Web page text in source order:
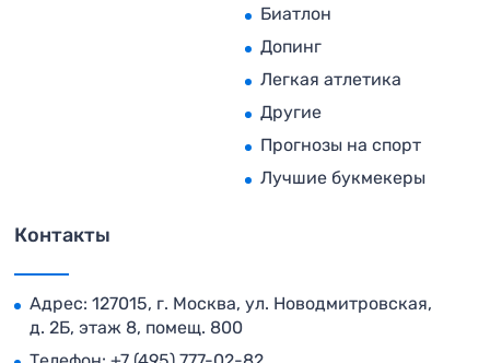
Биатлон
Допинг
Легкая атлетика
Другие
Прогнозы на спорт
Лучшие букмекеры
Контакты
Адрес: 127015, г. Москва, ул. Новодмитровская,
д. 2Б, этаж 8, помещ. 800